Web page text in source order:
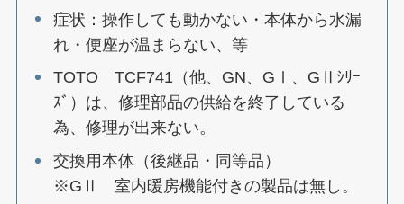
症状：操作しても動かない・本体から水漏
れ・便座が温まらない、等
TOTO TCF741（他、GN、GⅠ、GⅡｼﾘｰ
ｽﾞ）は、修理部品の供給を終了している
為、修理が出来ない。
交換用本体（後継品・同等品）
※GⅡ 室内暖房機能付きの製品は無し。